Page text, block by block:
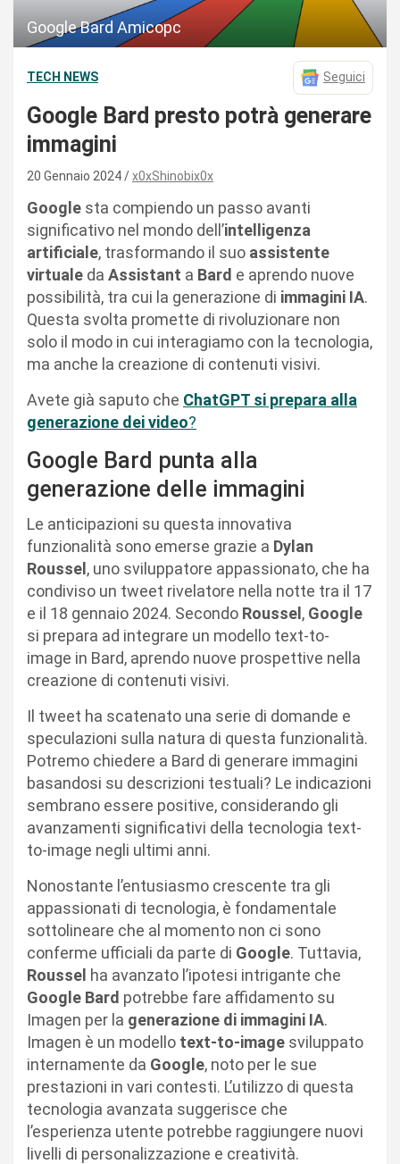
Google Bard Amicopc
TECH NEWS Seguici
Google Bard presto potrà generare
immagini
20 Gennaio 2024 x0xShinobix0x
Google sta compiendo un passo avanti
significativo nel mondo dell’intelligenza
artificiale, trasformando il suo assistente
virtuale da Assistant a Bard e aprendo nuove
possibilità, tra cui la generazione di immagini IA.
Questa svolta promette di rivoluzionare non
solo il modo in cui interagiamo con la tecnologia,
ma anche la creazione di contenuti visivi.
Avete già saputo che ChatGPT si prepara alla
generazione dei video?
Google Bard punta alla
generazione delle immagini
Le anticipazioni su questa innovativa
funzionalità sono emerse grazie a Dylan
Roussel, uno sviluppatore appassionato, che ha
condiviso un tweet rivelatore nella notte tra il 17
e il 18 gennaio 2024. Secondo Roussel, Google
si prepara ad integrare un modello text-to-
image in Bard, aprendo nuove prospettive nella
creazione di contenuti visivi.
Il tweet ha scatenato una serie di domande e
speculazioni sulla natura di questa funzionalità.
Potremo chiedere a Bard di generare immagini
basandosi su descrizioni testuali? Le indicazioni
sembrano essere positive, considerando gli
avanzamenti significativi della tecnologia text-
to-image negli ultimi anni.
Nonostante l’entusiasmo crescente tra gli
appassionati di tecnologia, è fondamentale
sottolineare che al momento non ci sono
conferme ufficiali da parte di Google. Tuttavia,
Roussel ha avanzato l’ipotesi intrigante che
Google Bard potrebbe fare affidamento su
Imagen per la generazione di immagini IA.
Imagen è un modello text-to-image sviluppato
internamente da Google, noto per le sue
prestazioni in vari contesti. L’utilizzo di questa
tecnologia avanzata suggerisce che
l’esperienza utente potrebbe raggiungere nuovi
livelli di personalizzazione e creatività.